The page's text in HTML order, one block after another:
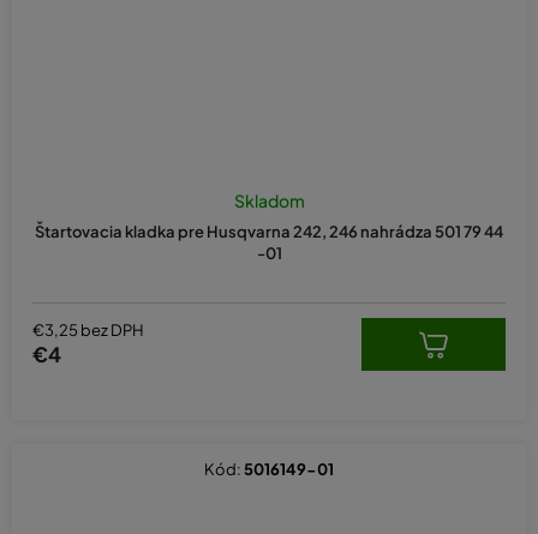
Štartovacia kladka pre Husqvarna 242, 246 nahrádza 501 79 44
-01
Skladom
€3,25 bez DPH
€4
Kód: 5016149-01